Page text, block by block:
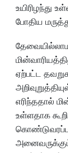
உயிரிழந்து
போதிய
ஏற்பட்ட
எரிந்ததால்
உள்ளதாக